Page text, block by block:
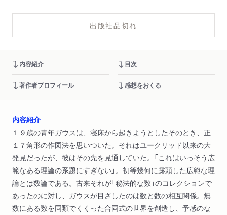
出版社品切れ
内容紹介 目次
著作者プロフィール 感想をおくる
内容紹介
１９歳の青年ガウスは、寝床から起きようとしたそのとき、正
１７角形の作図法を思いついた。それはユークリッド以来の大
発見だったが、彼はその先を見通していた。「これはいっそう広
範なある理論の系題にすぎない」。初等幾何に露頭した広範な理
論とは数論である。古来それが「秘法的な数」のコレクションで
あったのに対し、ガウスが目ざしたのは数と数の相互関係。無
数にある数を同類でくくった合同式の世界を創造し、予感のな